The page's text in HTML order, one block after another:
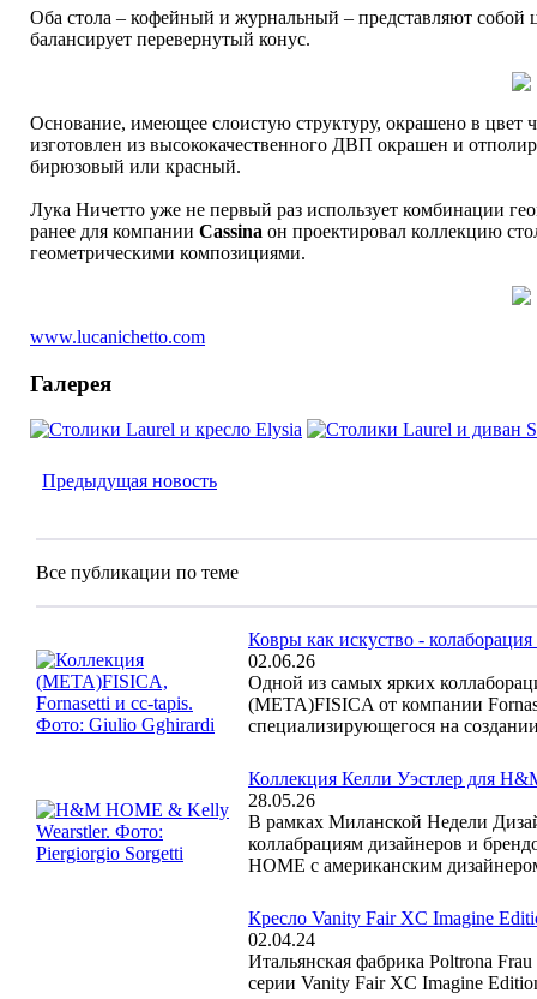
Оба стола – кофейный и журнальный – представляют собой
балансирует перевернутый конус.
Основание, имеющее слоистую структуру, окрашено в цвет
изготовлен из высококачественного ДВП окрашен и
бирюзовый или красный.
Лука Ничетто уже не первый раз использует комбинации
ранее для компании Cassina он проектировал коллекцию
геометрическими композициями.
www.lucanichetto.com
Галерея
Предыдущая новость
Все публикации по теме
Ковры как искуство -
02.06.26
Одной из самых ярких
(META)FISICA от компании
специализирующегося на
Коллекция Келли Уэстлер для
28.05.26
В рамках Миланской Недели
коллабрациям дизайнеров и
HOME с американским
Кресло Vanity Fair XC Imagine
02.04.24
Итальянская фабрика Poltrona
серии Vanity Fair XC Imagine